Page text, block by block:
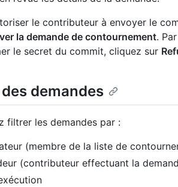
le contributeur à envoyer le
la demande de contournement.
le secret du commit, cliquez sur
demandes
filtrer les demandes par :
(membre de la liste de
(contributeur effectuant la